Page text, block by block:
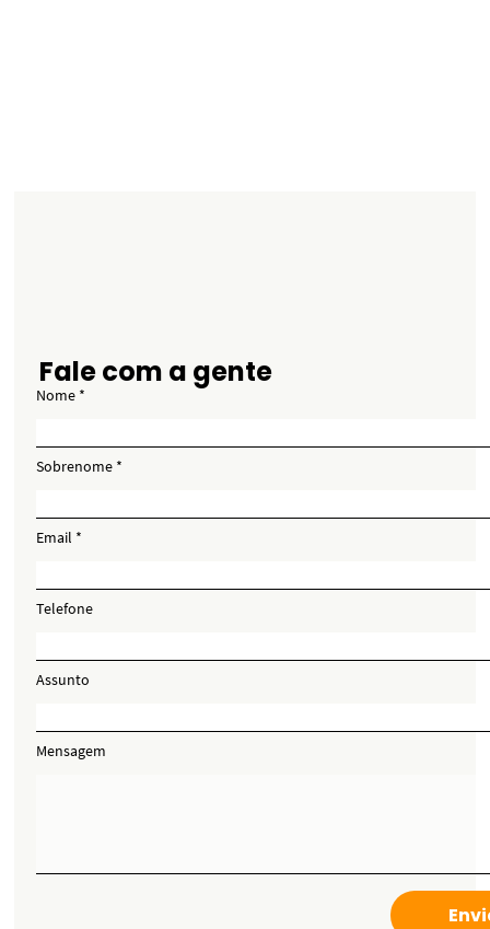
Fale com a gente
Nome
Sobrenome
Email
Telefone
Assunto
Mensagem